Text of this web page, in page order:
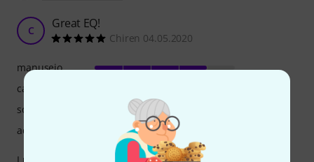
C Great EQ!
Chiren 04.05.2020
I really love this EQ. I have a lot of instruments in my music.
manuseio
características
som
acabamento